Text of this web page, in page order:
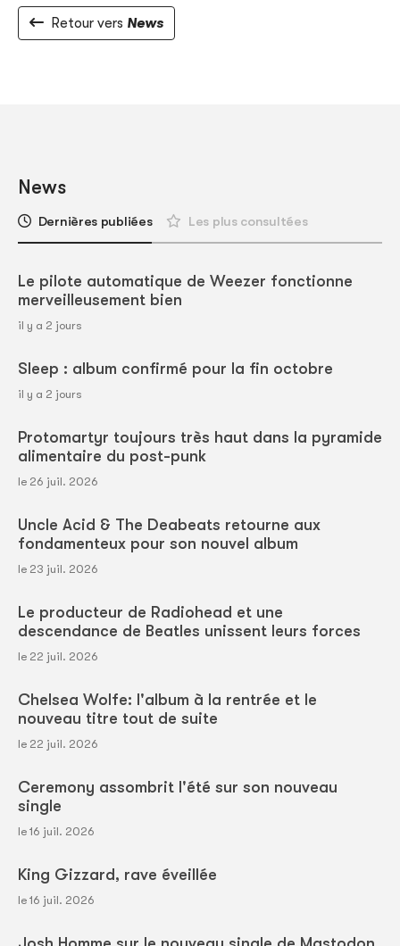
Retour vers News
News
Dernières publiées Les plus consultées
Le pilote automatique de Weezer fonctionne
merveilleusement bien
il y a 2 jours
Sleep : album confirmé pour la fin octobre
il y a 2 jours
Protomartyr toujours très haut dans la pyramide
alimentaire du post-punk
le 26 juil. 2026
Uncle Acid & The Deabeats retourne aux
fondamenteux pour son nouvel album
le 23 juil. 2026
Le producteur de Radiohead et une
descendance de Beatles unissent leurs forces
le 22 juil. 2026
Chelsea Wolfe: l'album à la rentrée et le
nouveau titre tout de suite
le 22 juil. 2026
Ceremony assombrit l'été sur son nouveau
single
le 16 juil. 2026
King Gizzard, rave éveillée
le 16 juil. 2026